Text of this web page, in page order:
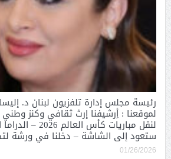
رئيسة مجلس إدارة تلفزيون لبنان د.
لموقعنا : أِرشيفنا إرث ثقافي وكنز
لنقل مباريات كأس
ستعود إلى الشاشة – دخلنا في ورشة
01/26/2026